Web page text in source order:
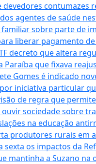
devedores contumazes
agentes de saúde
sobre parte de
liberar pagamento
decreto que altera
Paraíba que fixava
Gomes é indicado
iniciativa particular
de regra que
sociedade sobre
na educação
produtores rurais em
sexta os impactos da
mantinha a Suzano na